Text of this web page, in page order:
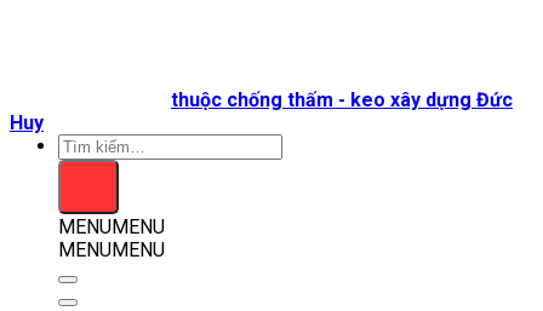
thuộc chống thấm - keo xây dựng Đức
Huy
Tìm
kiếm:
MENUMENU
MENUMENU